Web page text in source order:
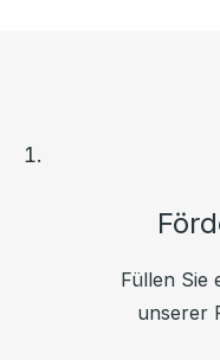
Füllen Sie
unserer